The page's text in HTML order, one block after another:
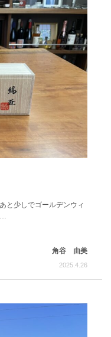
と少しでゴールデンウィ
…
角谷 由美
2025.4.26